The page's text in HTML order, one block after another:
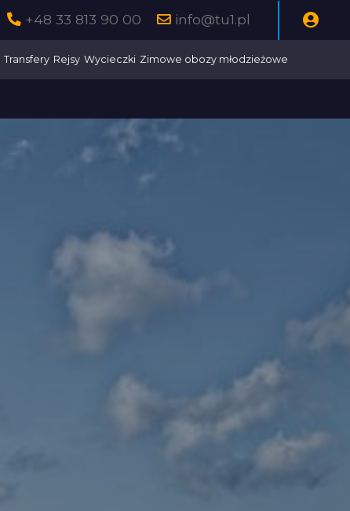
+48 33 813 90 00 info@tu1.pl
Transfery Rejsy Wycieczki Zimowe obozy młodzieżowe